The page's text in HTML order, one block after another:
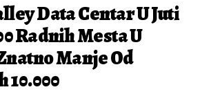
Data Centar U Juti
Radnih Mesta U
Manje Od